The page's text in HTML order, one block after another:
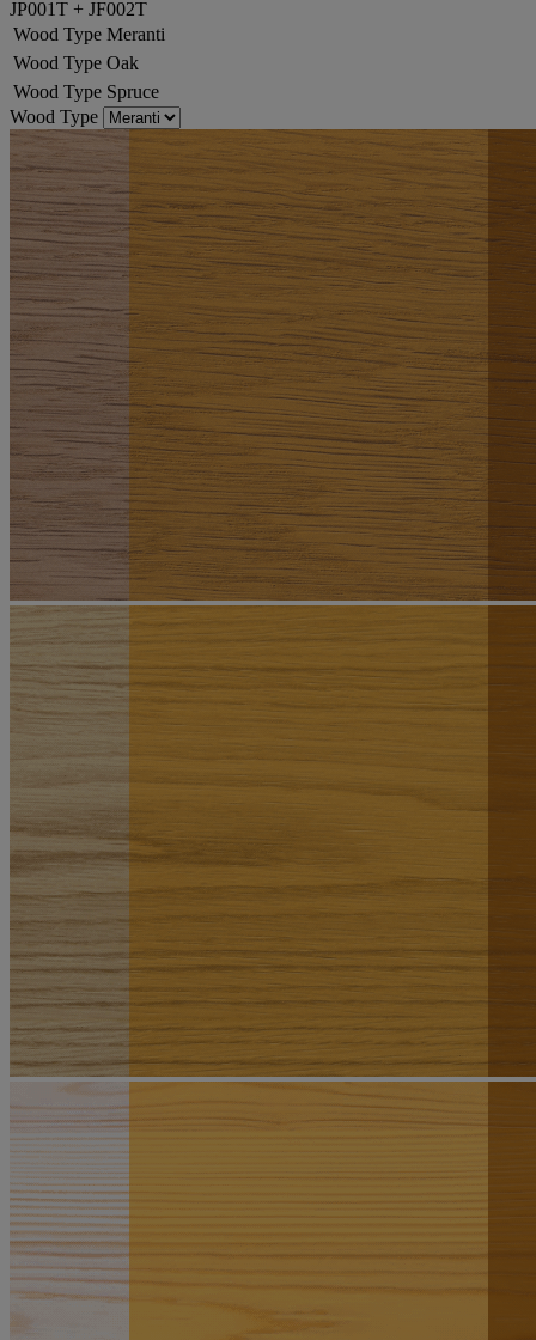
JP001T + JF002T
Wood Type Meranti
Wood Type Oak
Wood Type Spruce
Wood Type